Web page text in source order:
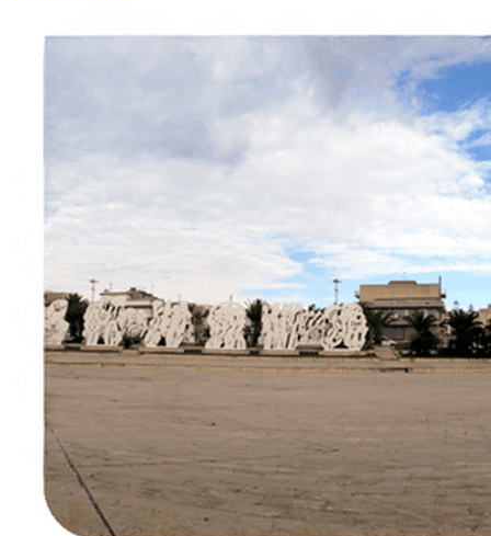
Italiano English Deutsch Español